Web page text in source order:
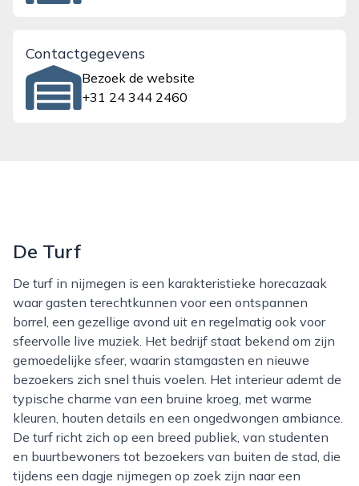
Contactgegevens
Bezoek de website
+31 24 344 2460
De Turf
De turf in nijmegen is een karakteristieke horecazaak
waar gasten terechtkunnen voor een ontspannen
borrel, een gezellige avond uit en regelmatig ook voor
sfeervolle live muziek. Het bedrijf staat bekend om zijn
gemoedelijke sfeer, waarin stamgasten en nieuwe
bezoekers zich snel thuis voelen. Het interieur ademt de
typische charme van een bruine kroeg, met warme
kleuren, houten details en een ongedwongen ambiance.
De turf richt zich op een breed publiek, van studenten
en buurtbewoners tot bezoekers van buiten de stad, die
tijdens een dagje nijmegen op zoek zijn naar een